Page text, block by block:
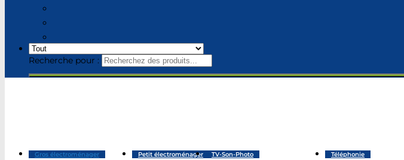
Recherche pour :
Gros électroménager Petit électroménager TV-Son-Photo Téléphonie